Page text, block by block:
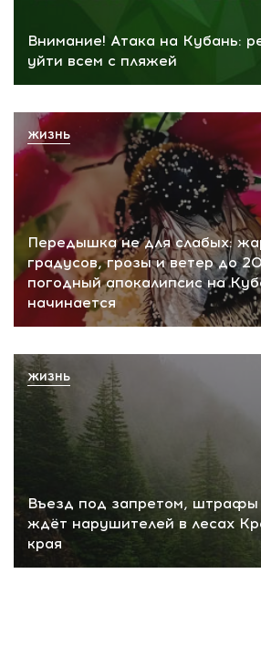
Внимание! Атака на Кубань:
уйти всем с пляжей
Передышка не для слабых:
градусов, грозы и ветер до
погодный апокалипсис на
начинается
ЖИЗНЬ
Въезд под запретом, штрафы
ждёт нарушителей в лесах
края
ЖИЗНЬ